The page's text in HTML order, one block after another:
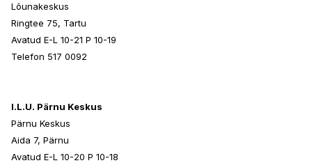
Lõunakeskus
Ringtee 75, Tartu
Avatud E-L 10-21 P 10-19
Telefon 517 0092
I.L.U. Pärnu Keskus
Pärnu Keskus
Aida 7, Pärnu
Avatud E-L 10-20 P 10-18